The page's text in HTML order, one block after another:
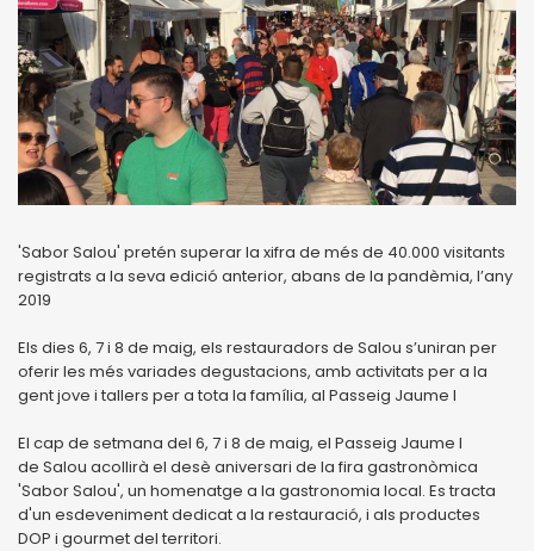
'Sabor Salou' pretén superar la xifra de més de 40.000 visitants
registrats a la seva edició anterior, abans de la pandèmia, l’any
2019
Els dies 6, 7 i 8 de maig, els restauradors de Salou s’uniran per
oferir les més variades degustacions, amb activitats per a la
gent jove i tallers per a tota la família, al Passeig Jaume I
El cap de setmana del 6, 7 i 8 de maig, el Passeig Jaume I
de Salou acollirà el desè aniversari de la fira gastronòmica
'Sabor Salou', un homenatge a la gastronomia local. Es tracta
d'un esdeveniment dedicat a la restauració, i als productes
DOP i gourmet del territori.